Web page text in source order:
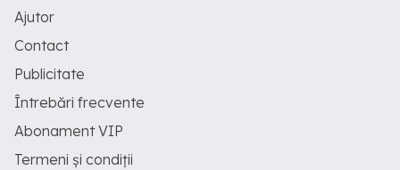
Ajutor
Contact
Publicitate
Întrebări frecvente
Abonament VIP
Termeni și condiții